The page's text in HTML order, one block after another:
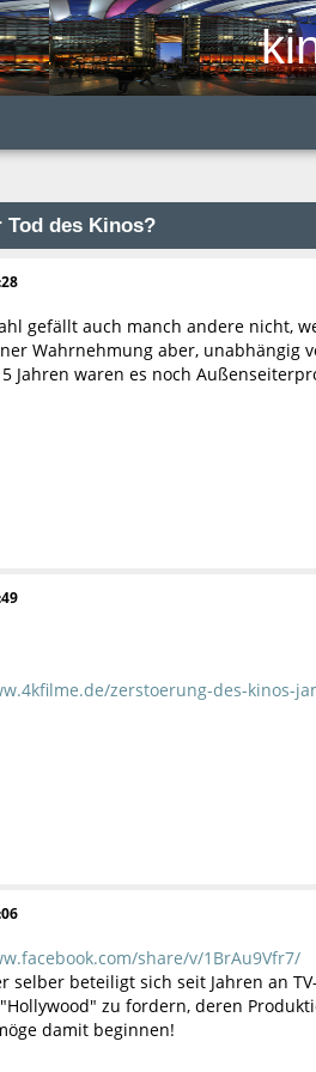
Tod des Kinos?
gefällt auch manch andere nicht,
Wahrnehmung aber, unabhängig
5 Jahren waren es noch
zerstoerung-des-kinos-
share/v/1BrAu9Vfr7/
selber beteiligt sich seit Jahren an
zu fordern, deren
damit beginnen!